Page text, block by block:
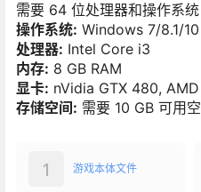
需要 64 位处理器和操作系统
操作系统: Windows 7/8.1/
处理器: Intel Core i3
内存: 8 GB RAM
显卡: nVidia GTX 480,
存储空间: 需要 10 GB 可用
游戏本体文件
1